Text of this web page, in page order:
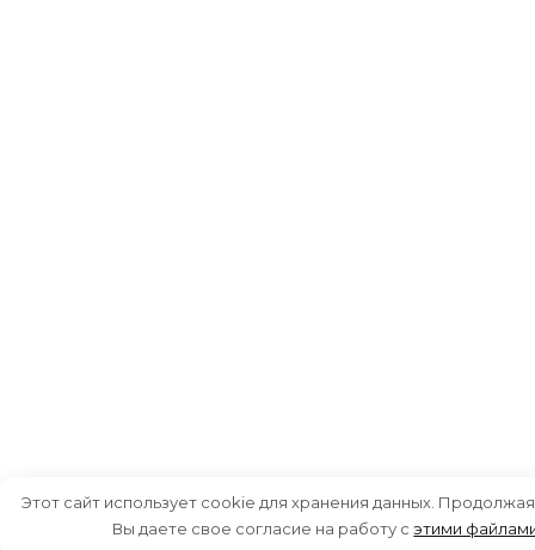
Этот сайт использует cookie для хранения данных.
Вы даете свое согласие на работу сэтими